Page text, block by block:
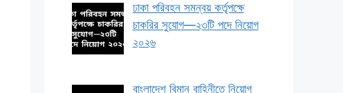
ঢাকা পরিবহন সমন্বয় কর্তৃপক্ষে
চাকরির সুযোগ—২৩টি পদে নিয়োগ
২০২৬
বাংলাদেশ বিমান বাহিনীতে নিয়োগ